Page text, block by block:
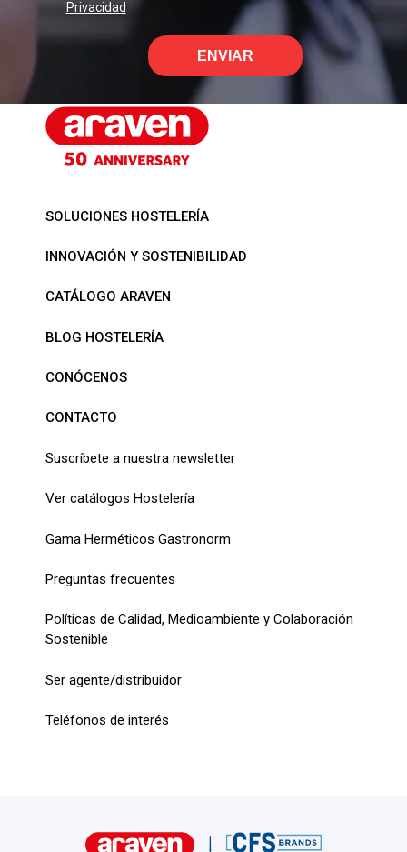
Privacidad
ENVIAR
SOLUCIONES HOSTELERÍA
INNOVACIÓN Y SOSTENIBILIDAD
CATÁLOGO ARAVEN
BLOG HOSTELERÍA
CONÓCENOS
CONTACTO
Suscríbete a nuestra newsletter
Ver catálogos Hostelería
Gama Herméticos Gastronorm
Preguntas frecuentes
Políticas de Calidad, Medioambiente y Colaboración
Sostenible
Ser agente/distribuidor
Teléfonos de interés